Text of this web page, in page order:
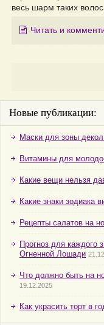
весь шарм таких
Читать и
Новые публикации:
Маски для зоны
Витамины для
Какие вещи нельзя
Какие знаки зодиака
Рецепты салатов на
Прогноз для каждого
Огненной Лошади
Что должно быть на
19.12.2025
Как украсить торт в